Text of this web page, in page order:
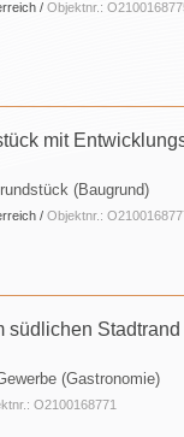
/ Objektnr.:
mit
(Baugrund)
/ Objektnr.:
(Gastronomie)
O2100168771